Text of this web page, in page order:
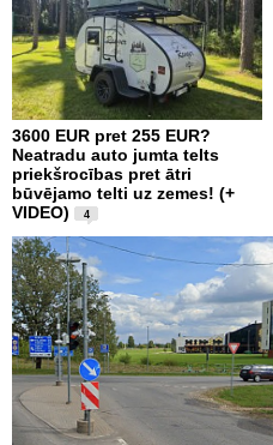
3600 EUR pret 255 EUR?
Neatradu auto jumta telts
priekšrocības pret ātri
būvējamo telti uz zemes! (+
VIDEO)
4